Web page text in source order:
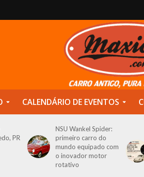
CALENDÁRIO DE EVENTOS
PR
NSU Wankel Spider:
primeiro carro do
mundo equipado com
o inovador motor
rotativo